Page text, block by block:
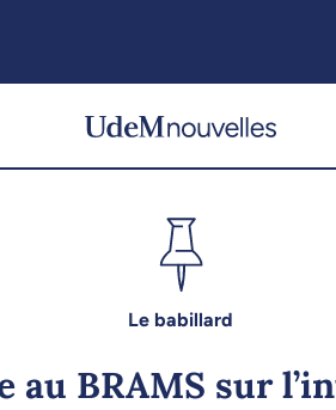
Le babillard
BRAMS sur